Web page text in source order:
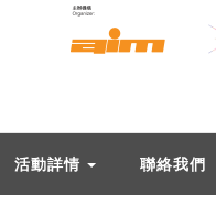
活動詳情 聯絡我們